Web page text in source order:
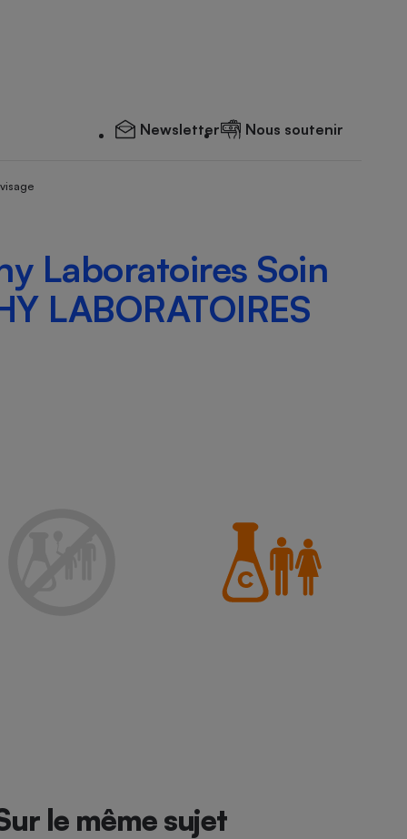
Newsletter Nous soutenir
Laboratoires Soin
LABORATOIRES
le même sujet